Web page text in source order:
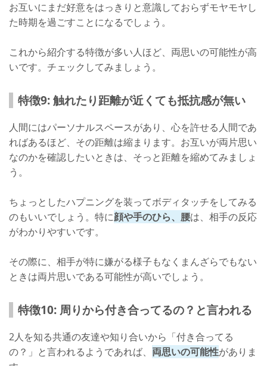
お互いにまだ好意をはっきりと意識しておらずモヤモヤし
た時期を過ごすことになるでしょう。
これから紹介する特徴が多い人ほど、両思いの可能性が高
いです。チェックしてみましょう。
特徴9: 触れたり距離が近くても抵抗感が無い
人間にはパーソナルスペースがあり、心を許せる人間であ
ればあるほど、その距離は縮まります。お互いが両片思い
なのかを確認したいときは、そっと距離を縮めてみましょ
う。
ちょっとしたハプニングを装ってボディタッチをしてみる
のもいいでしょう。特に顔や手のひら、腰は、相手の反応
がわかりやすいです。
その際に、相手が特に嫌がる様子もなくまんざらでもない
ときは両片思いである可能性が高いでしょう。
特徴10: 周りから付き合ってるの？と言われる
2人を知る共通の友達や知り合いから「付き合ってる
の？」と言われるようであれば、 両思いの可能性がありま